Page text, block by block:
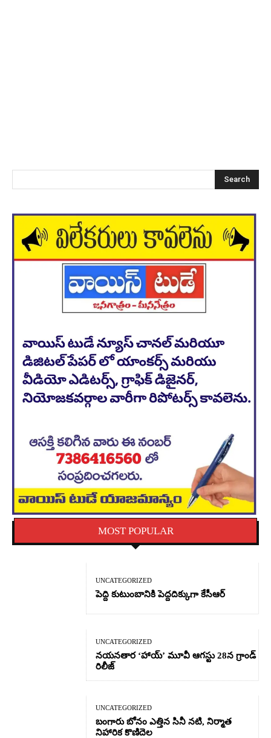
Search
MOST POPULAR
UNCATEGORIZED
పెద్ది కుటుంబానికి పెద్దదిక్కుగా కేసీఆర్
UNCATEGORIZED
నయనతార ‘హాయ్’ మూవీ ఆగస్టు 28న గ్రాండ్
రిలీజ్
UNCATEGORIZED
బంగారు బోనం ఎత్తిన సినీ నటి, నిర్మాత
నిహారిక కొణిదెల